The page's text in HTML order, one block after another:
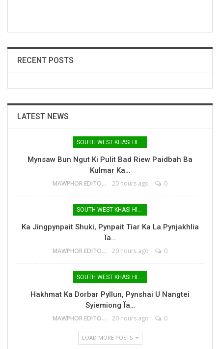
RECENT POSTS
LATEST NEWS
Mynsaw Bun Ngut Ki Pulit Bad Riew Paidbah Ba
Kulmar Ka…
MAWPHOR EDITOR 20 hours ago 0
Ka Jingpynpait Shuki, Pynpait Tiar Ka La Pynjakhlia
Ïa…
MAWPHOR EDITOR 20 hours ago 0
Hakhmat Ka Dorbar Pyllun, Pynshai U Nangtei
Syiemiong Ïa…
MAWPHOR EDITOR 20 hours ago 0
LOAD MORE POSTS